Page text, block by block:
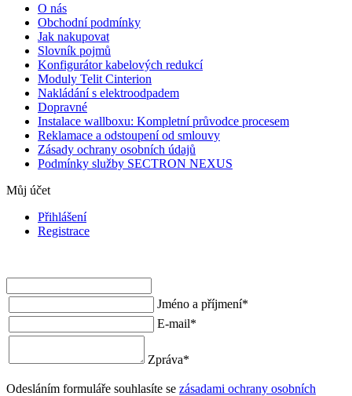
O nás
Obchodní podmínky
Jak nakupovat
Slovník pojmů
Konfigurátor kabelových redukcí
Moduly Telit Cinterion
Nakládání s elektroodpadem
Dopravné
Instalace wallboxu: Kompletní průvodce procesem
Reklamace a odstoupení od smlouvy
Zásady ochrany osobních údajů
Podmínky služby SECTRON NEXUS
Můj účet
Přihlášení
Registrace
Jméno a příjmení*
E-mail*
Zpráva*
Odesláním formuláře souhlasíte se zásadami ochrany osobních